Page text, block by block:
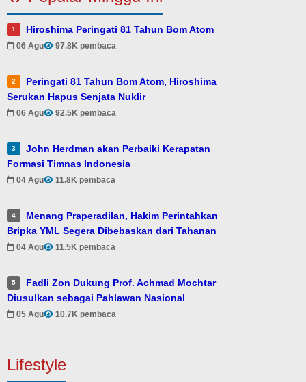
1 Hiroshima Peringati 81 Tahun Bom Atom
06 Agu 97.8K pembaca
2
Peringati 81 Tahun Bom Atom, Hiroshima
Serukan Hapus Senjata Nuklir
06 Agu 92.5K pembaca
3
John Herdman akan Perbaiki Kerapatan
Formasi Timnas Indonesia
04 Agu 11.8K pembaca
4
Menang Praperadilan, Hakim Perintahkan
Bripka YML Segera Dibebaskan dari Tahanan
04 Agu 11.5K pembaca
5
Fadli Zon Dukung Prof. Achmad Mochtar
Diusulkan sebagai Pahlawan Nasional
05 Agu 10.7K pembaca
Lifestyle